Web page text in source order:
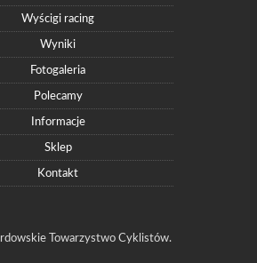
Wyścigi racing
Wyniki
Fotogaleria
Polecamy
Informacje
Sklep
Kontakt
Towarzystwo Cyklistów.